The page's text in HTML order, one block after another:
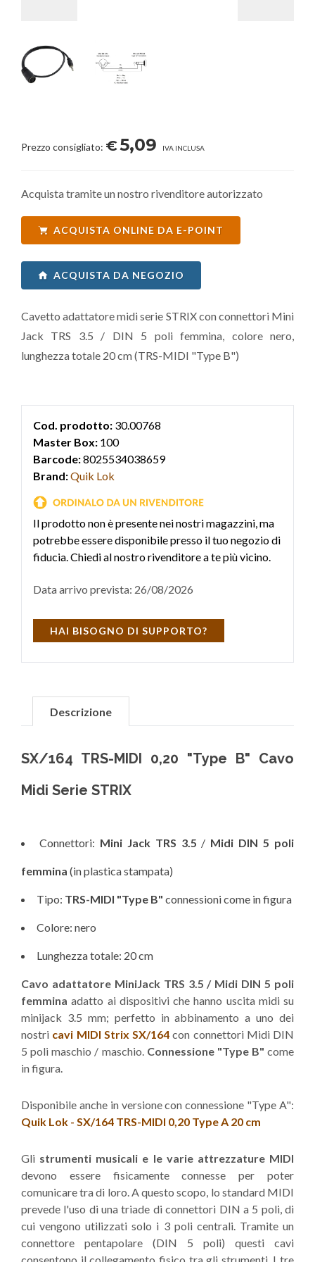
Prezzo consigliato: €5,09 IVA INCLUSA
Acquista tramite un nostro rivenditore autorizzato
ACQUISTA ONLINE DA E-POINT
ACQUISTA DA NEGOZIO
Cavetto adattatore midi serie STRIX con connettori Mini
Jack TRS 3.5 / DIN 5 poli femmina, colore nero,
lunghezza totale 20 cm (TRS-MIDI "Type B")
Cod. prodotto: 30.00768
Master Box: 100
Barcode:8025534038659
Brand:Quik Lok
Il prodotto non è presente nei nostri magazzini, ma
potrebbe essere disponibile presso il tuo negozio di
fiducia. Chiedi al nostro rivenditore a te più vicino.
Data arrivo prevista: 26/08/2026
HAI BISOGNO DI SUPPORTO?
Descrizione
SX/164 TRS-MIDI 0,20 "Type B" Cavo
Midi Serie STRIX
Connettori: Mini Jack TRS 3.5 / Midi DIN 5 poli
femmina (in plastica stampata)
Tipo: TRS-MIDI "Type B" connessioni come in figura
Colore: nero
Lunghezza totale: 20 cm
Cavo adattatore MiniJack TRS 3.5 / Midi DIN 5 poli
femmina adatto ai dispositivi che hanno uscita midi su
minijack 3.5 mm; perfetto in abbinamento a uno dei
nostri cavi MIDI Strix SX/164 con connettori Midi DIN
5 poli maschio / maschio. Connessione "Type B" come
in figura.
Disponibile anche in versione con connessione "Type A":
Quik Lok - SX/164 TRS-MIDI 0,20 Type A 20 cm
Gli strumenti musicali e le varie attrezzature MIDI
devono essere fisicamente connesse per poter
comunicare tra di loro. A questo scopo, lo standard MIDI
prevede l'uso di una triade di connettori DIN a 5 poli, di
cui vengono utilizzati solo i 3 poli centrali. Tramite un
connettore pentapolare (DIN 5 poli) questi cavi